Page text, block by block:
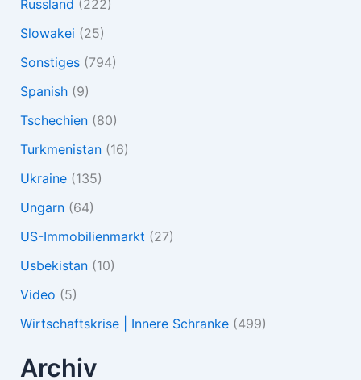
Russland (222)
Slowakei (25)
Sonstiges(794)
Spanish(9)
Tschechien(80)
Turkmenistan(16)
Ukraine(135)
Ungarn(64)
US-Immobilienmarkt (27)
Usbekistan(10)
Video (5)
Wirtschaftskrise | Innere Schranke(499)
Archiv